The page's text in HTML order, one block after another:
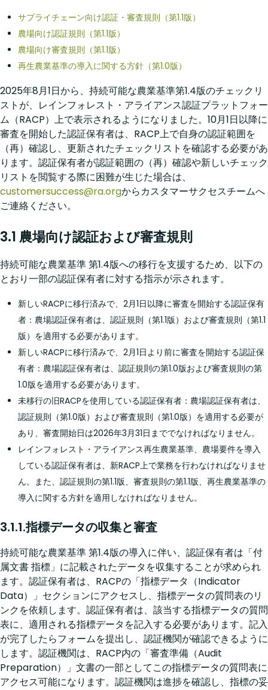
サプライチェーン向け認証・審査規則（第1.1版）
農場向け認証規則（第1.1版）
農場向け審査規則（第1.1版）
再生農業基準の導入に関する方針（第1.0版）
2025年8月1日から、持続可能な農業基準第1.4版のチェックリ
ストが、レインフォレスト・アライアンス認証プラットフォー
ム（RACP）上で表示されるようになりました。10月1日以降に
審査を開始した認証保有者は、RACP上で自身の認証範囲を
（再）確認し、更新されたチェックリストを確認する必要があ
ります。認証保有者が認証範囲の（再）確認や新しいチェック
リストを閲覧する際に困難が生じた場合は、
customersuccess@ra.orgからカスタマーサクセスチームへ
ご連絡ください。
3.1 農場向け認証および審査規則
持続可能な農業基準 第1.4版への移行を支援するため、以下の
とおり一部の認証保有者に対する指示が示されます。
新しいRACPに移行済みで、2月1日以降に審査を開始する認証保有
者：農場認証保有者は、認証規則（第1.1版）および審査規則（第1.1
版）を適用する必要があります。
新しいRACPに移行済みで、2月1日より前に審査を開始する認証保
有者：農場認証保有者は、 認証規則の第1.0版および審査規則の第
1.0版を適用する必要があります。
未移行の旧RACPを使用している認証保有者：農場認証保有者は、
認証規則（第1.0版）および審査規則（第1.0版）を適用する必要が
あり、審査開始日は2026年3月31日まででなければなりません。
レインフォレスト・アライアンス再生農業基準、農場要件を導入
している認証保有者は、新RACP上で業務を行わなければなりませ
ん。また、認証規則の第1.1版、審査規則の第1.1版、再生農業基準の
導入に関する方針を適用しなければなりません。
3.1.1.指標データの収集と審査
持続可能な農業基準 第1.4版の導入に伴い、認証保有者は「付
属文書 指標」に記載されたデータを収集することが求められ
ます。認証保有者は、RACPの「指標データ（Indicator
Data）」セクションにアクセスし、指標データの質問表のリ
ンクを依頼します。認証保有者は、該当する指標データの質問
表に、適用される指標データを記入する必要があります。記入
が完了したらフォームを提出し、認証機関が確認できるように
します。認証機関は、RACP内の「審査準備（Audit
Preparation）」文書の一部としてこの指標データの質問表に
アクセス可能になります。認証機関は進捗を確認し、指標の妥